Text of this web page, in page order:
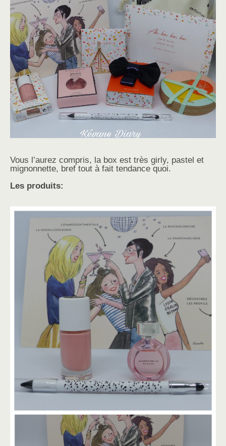
Vous l’aurez compris, la box est très girly, pastel et
mignonnette, bref tout à fait tendance quoi.
Les produits: